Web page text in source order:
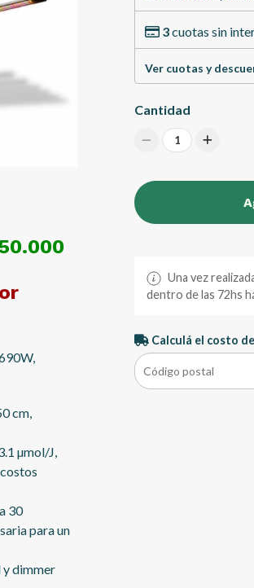
cm,
µmol/J,
30
para un
y dimmer
3cuotas sin
Ver cuotas y
Cantidad
1
Una vez
dentro de las 72hs
Calculá el costo